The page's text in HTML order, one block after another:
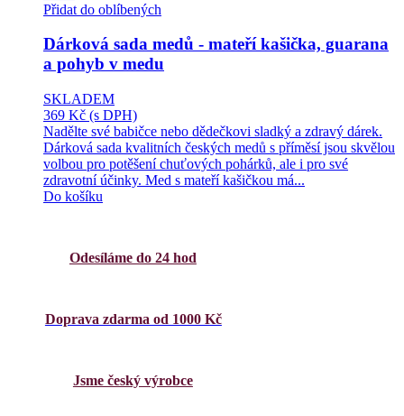
Přidat do oblíbených
Dárková sada medů - mateří kašička, guarana
a pohyb v medu
SKLADEM
369 Kč (s DPH)
Nadělte své babičce nebo dědečkovi sladký a zdravý dárek.
Dárková sada kvalitních českých medů s příměsí jsou skvělou
volbou pro potěšení chuťových pohárků, ale i pro své
zdravotní účinky. Med s mateří kašičkou má...
Do košíku
Odesíláme do 24 hod
Doprava zdarma od 1000 Kč
Jsme český výrobce